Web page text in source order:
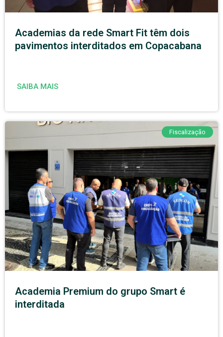
Academias da rede Smart Fit têm dois
pavimentos interditados em Copacabana
SAIBA MAIS
Fiscalização
Academia Premium do grupo Smart é
interditada